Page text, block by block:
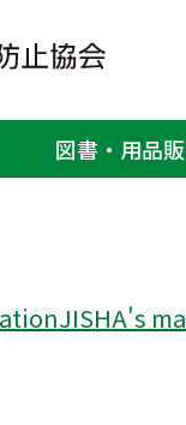
図書・用品
and
Association
JISHA's